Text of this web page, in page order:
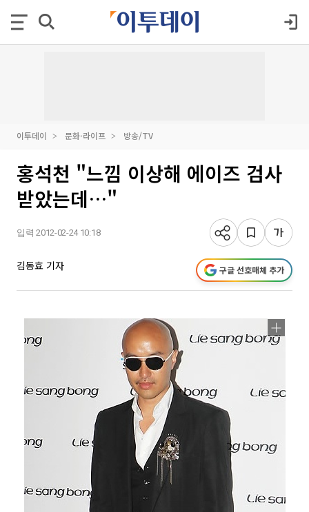
이투데이 문화·라이프 방송/TV
홍석천 "느낌 이상해 에이즈 검사
받았는데…"
입력 2012-02-24 10:18
김동효 기자 구글 선호매체 추가